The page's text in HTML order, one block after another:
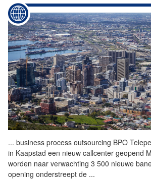
... business process outsourcing BPO
in Kaapstad een nieuw callcenter geopend
worden naar verwachting 3 500 nieuwe
opening onderstreept de ...